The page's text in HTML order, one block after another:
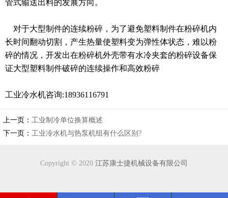
管式输送出料的发展方向。
对于大型制件的连续粉碎，为了避免塑料制件在粉碎机内
长时间翻动切割，产生热量使塑料变为弹性体状态，难以粉
碎的情况，开发出在粉碎机外壳带有水冷夹套的粉碎设备保
证大型塑料制件破碎的连续操作和高效粉碎
工业冷水机咨询:18936116791
上一页： 工业制冷单位换算概述
下一页： 工业冷水机与热泵机组有什么区别?
Copyright © 2020 江苏康士捷机械设备有限公司